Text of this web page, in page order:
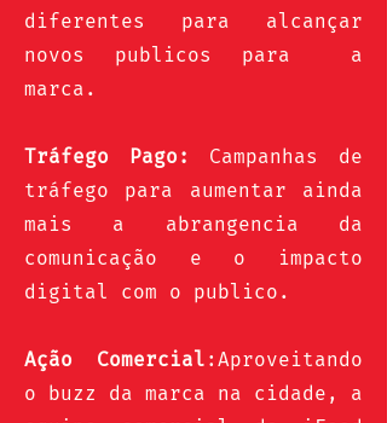
diferentes para alcançar
novos publicos para a
marca.
Tráfego Pago:
Campanhas de
tráfego para aumentar ainda
mais a abrangencia da
comunicação e o impacto
digital com o publico.
Ação Comercial :Aproveitando
o buzz da marca na cidade, a